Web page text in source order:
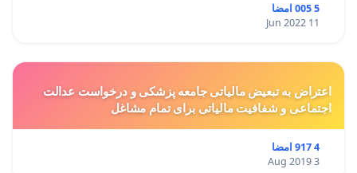
5 005 امضا
11 Jun 2022
اعتراض به تبعیض مالیاتی جامعه پزشکی و درخواست عدالت
اجتماعی و شفافیت مالیاتی برای تمام مشاغل
4 917 امضا
3 Aug 2019